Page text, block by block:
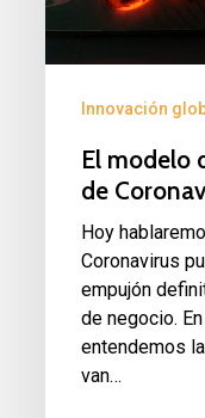
tiempos
de
Coronavirus.
Innovación
El modelo
de
Hoy
Coronavirus
empujón
de negocio.
entendemos
van…